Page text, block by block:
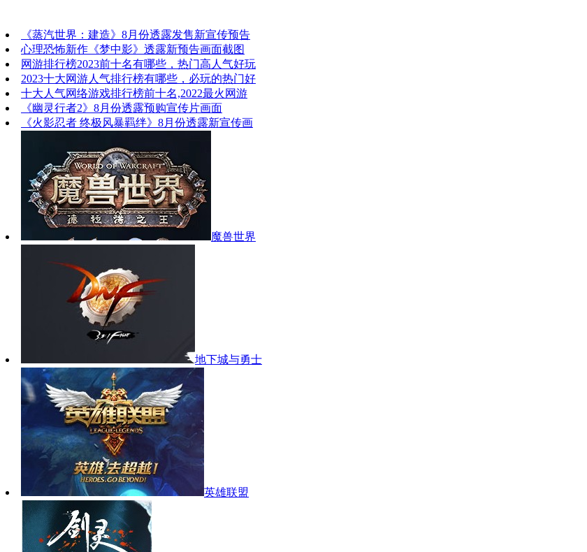
《蒸汽世界：建造》8月份透露发售新宣传预告
心理恐怖新作《梦中影》透露新预告画面截图
网游排行榜2023前十名有哪些，热门高人气好玩
2023十大网游人气排行榜有哪些，必玩的热门好
十大人气网络游戏排行榜前十名,2022最火网游
《幽灵行者2》8月份透露预购宣传片画面
《火影忍者 终极风暴羁绊》8月份透露新宣传画
魔兽世界
地下城与勇士
英雄联盟